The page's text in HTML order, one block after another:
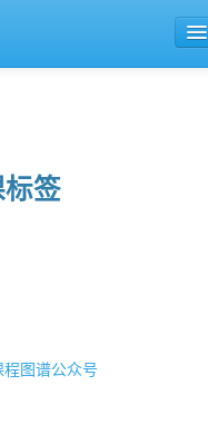
签
程图谱公众号